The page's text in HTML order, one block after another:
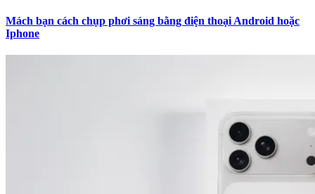
Mách bạn cách chụp phơi sáng bằng điện thoại Android hoặc
Iphone